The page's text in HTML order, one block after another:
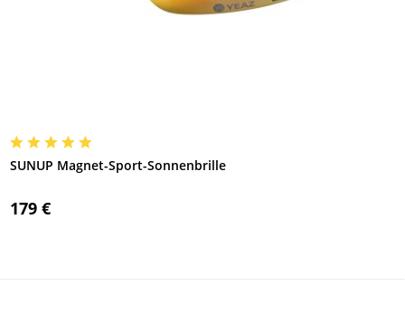
SUNUP Magnet-Sport-Sonnenbrille
179 €